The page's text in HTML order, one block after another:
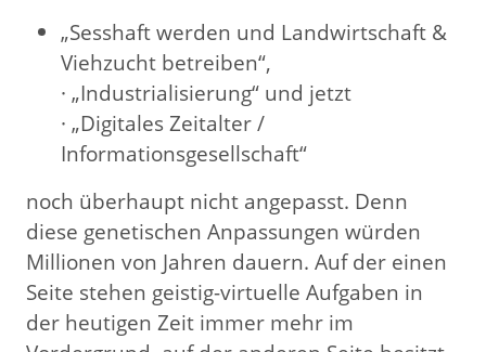
„Sesshaft werden und Landwirtschaft &
Viehzucht betreiben“,
· „Industrialisierung“ und jetzt
· „Digitales Zeitalter /
Informationsgesellschaft“
noch überhaupt nicht angepasst. Denn
diese genetischen Anpassungen würden
Millionen von Jahren dauern. Auf der einen
Seite stehen geistig-virtuelle Aufgaben in
der heutigen Zeit immer mehr im